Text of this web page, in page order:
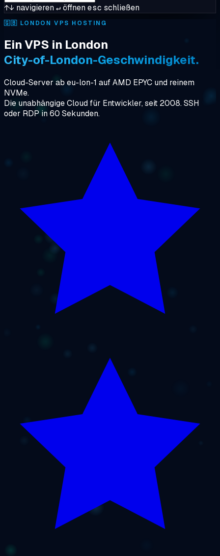
↑↓ navigieren↵öffnenesc schließen
🇬🇧 LONDON VPS HOSTING
Ein VPS in London
City-of-London-Geschwindigkeit.
Cloud-Server ab eu-lon-1 auf AMD EPYC und reinem
NVMe.
Die unabhängige Cloud für Entwickler, seit 2008. SSH
oder RDP in 60 Sekunden.